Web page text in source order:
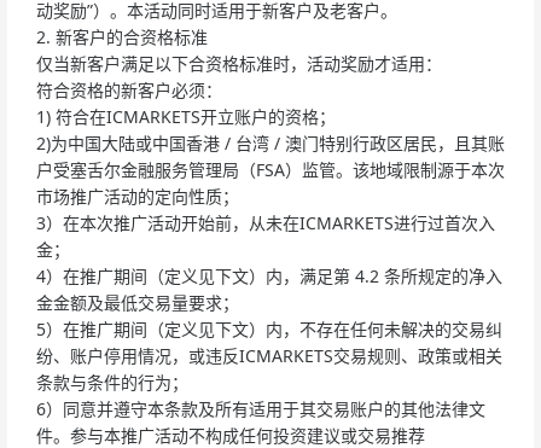
动奖励”）。本活动同时适用于新客户及老客户。
2. 新客户的合资格标准
仅当新客户满足以下合资格标准时，活动奖励才适用：
符合资格的新客户必须：
1) 符合在ICMARKETS开立账户的资格；
2)为中国大陆或中国香港 / 台湾 / 澳门特别行政区居民，且其账
户受塞舌尔金融服务管理局（FSA）监管。该地域限制源于本次
市场推广活动的定向性质；
3）在本次推广活动开始前，从未在ICMARKETS进行过首次入
金；
4）在推广期间（定义见下文）内，满足第 4.2 条所规定的净入
金金额及最低交易量要求；
5）在推广期间（定义见下文）内，不存在任何未解决的交易纠
纷、账户停用情况，或违反ICMARKETS交易规则、政策或相关
条款与条件的行为；
6）同意并遵守本条款及所有适用于其交易账户的其他法律文
件。参与本推广活动不构成任何投资建议或交易推荐